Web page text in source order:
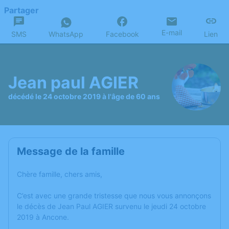
Partager
SMS WhatsApp Facebook E-mail Lien
Jean paul AGIER
décédé le 24 octobre 2019 à l'âge de 60 ans
Message de la famille
Chère famille, chers amis,
C’est avec une grande tristesse que nous vous annonçons
le décès de Jean Paul AGIER survenu le jeudi 24 octobre
2019 à Ancone.